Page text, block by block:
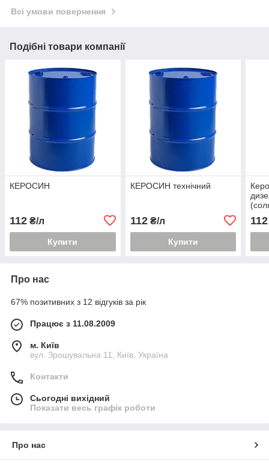
Всі умови повернення
Подібні товари компанії
КЕРОСИН
112 ₴/л
Купити
КЕРОСИН технічний
112₴/л
Купити
112
Про нас
67% позитивних з 12 відгуків за рік
Працює з 11.08.2009
м. Київ
вул. Зрошувальна 11, Київ, Україна
Контакти
Сьогодні вихідний
Показати весь графік роботи
Про нас